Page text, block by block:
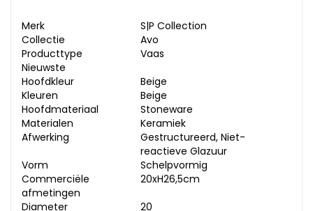
Merk
S|P Collection
Collectie
Avo
Producttype
Vaas
Nieuwste
Hoofdkleur
Beige
Kleuren
Beige
Hoofdmateriaal
Stoneware
Materialen
Keramiek
Afwerking
Gestructureerd, Niet-
reactieve Glazuur
Vorm
Schelpvormig
Commerciële
afmetingen
20xH26,5cm
Diameter
20